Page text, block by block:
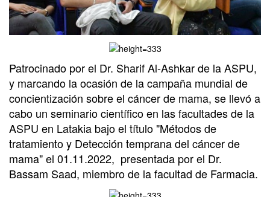
Patrocinado por el Dr. Sharif Al-Ashkar de la ASPU,
y marcando la ocasión de la campaña mundial de
concientización sobre el cáncer de mama, se llevó a
cabo un seminario científico en las facultades de la
ASPU en Latakia bajo el título "Métodos de
tratamiento y Detección temprana del cáncer de
mama" el 01.11.2022, presentada por el Dr.
Bassam Saad, miembro de la facultad de Farmacia.